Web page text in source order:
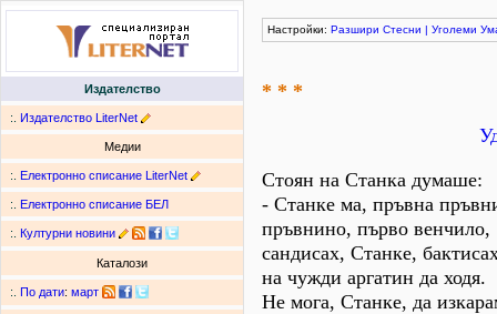
Издателство
:. Издателство LiterNet
Медии
:. Електронно списание LiterNet
:. Електронно списание БЕЛ
:. Културни новини
Каталози
:. По дати: март
Настройки: Разшири Стесни | Уголеми
* * *
Стоян на Станка думаше:
- Станке ма, пръвна
пръвнино, първо венчило,
сандисах, Станке,
на чужди аргатин да ходя.
Не мога, Станке, да